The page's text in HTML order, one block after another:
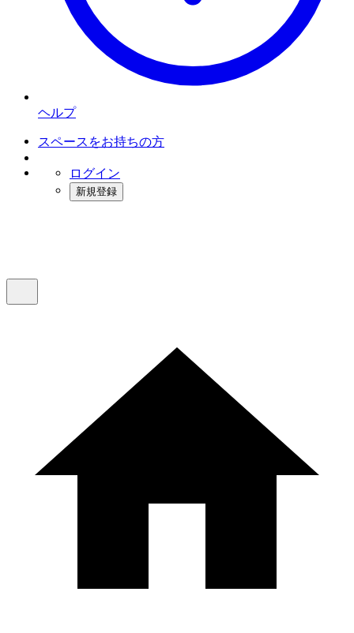
ヘルプ
スペースをお持ちの方
ログイン
新規登録